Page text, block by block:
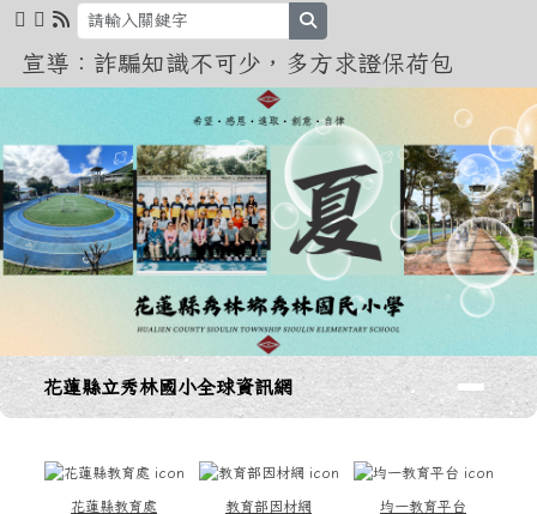
跳至主內容區
花蓮縣立秀林國小全球資訊網
宣導：詐騙知識不可少，多方求證保荷包
導覽列花蓮縣立秀林國小全球資訊網
花蓮縣教育處 教育部因材網 均一教育平台